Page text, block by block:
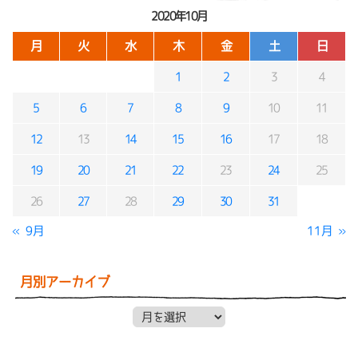
2020年10月
月 火 水 木 金 土 日
1 2 3 4
5 6 7 8 9 10 11
12 13 14 15 16 17 18
19 20 21 22 23 24 25
26 27 28 29 30 31
« 9月 11月 »
月別アーカイブ